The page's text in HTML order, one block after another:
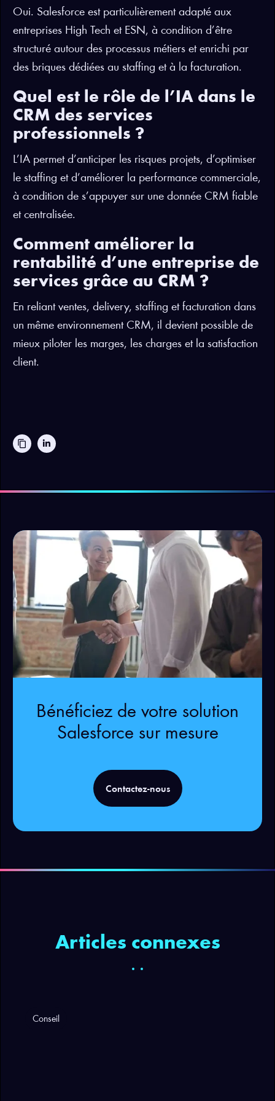
Oui. Salesforce est particulièrement adapté aux
entreprises High Tech et ESN, à condition d’être
structuré autour des processus métiers et enrichi par
des briques dédiées au staffing et à la facturation.
Quel est le rôle de l’IA dans le
CRM des services
professionnels ?
L’IA permet d’anticiper les risques projets, d’optimiser
le staffing et d’améliorer la performance commerciale,
à condition de s’appuyer sur une donnée CRM fiable
et centralisée.
Comment améliorer la
rentabilité d’une entreprise de
services grâce au CRM ?
En reliant ventes, delivery, staffing et facturation dans
un même environnement CRM, il devient possible de
mieux piloter les marges, les charges et la satisfaction
client.
content_copy
Bénéficiez de votre solution
Salesforce sur mesure
Contactez-nous
Articles connexes
Conseil